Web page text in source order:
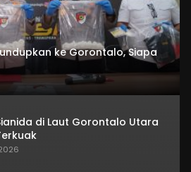
ke Gorontalo, Siapa
di Laut Gorontalo Utara